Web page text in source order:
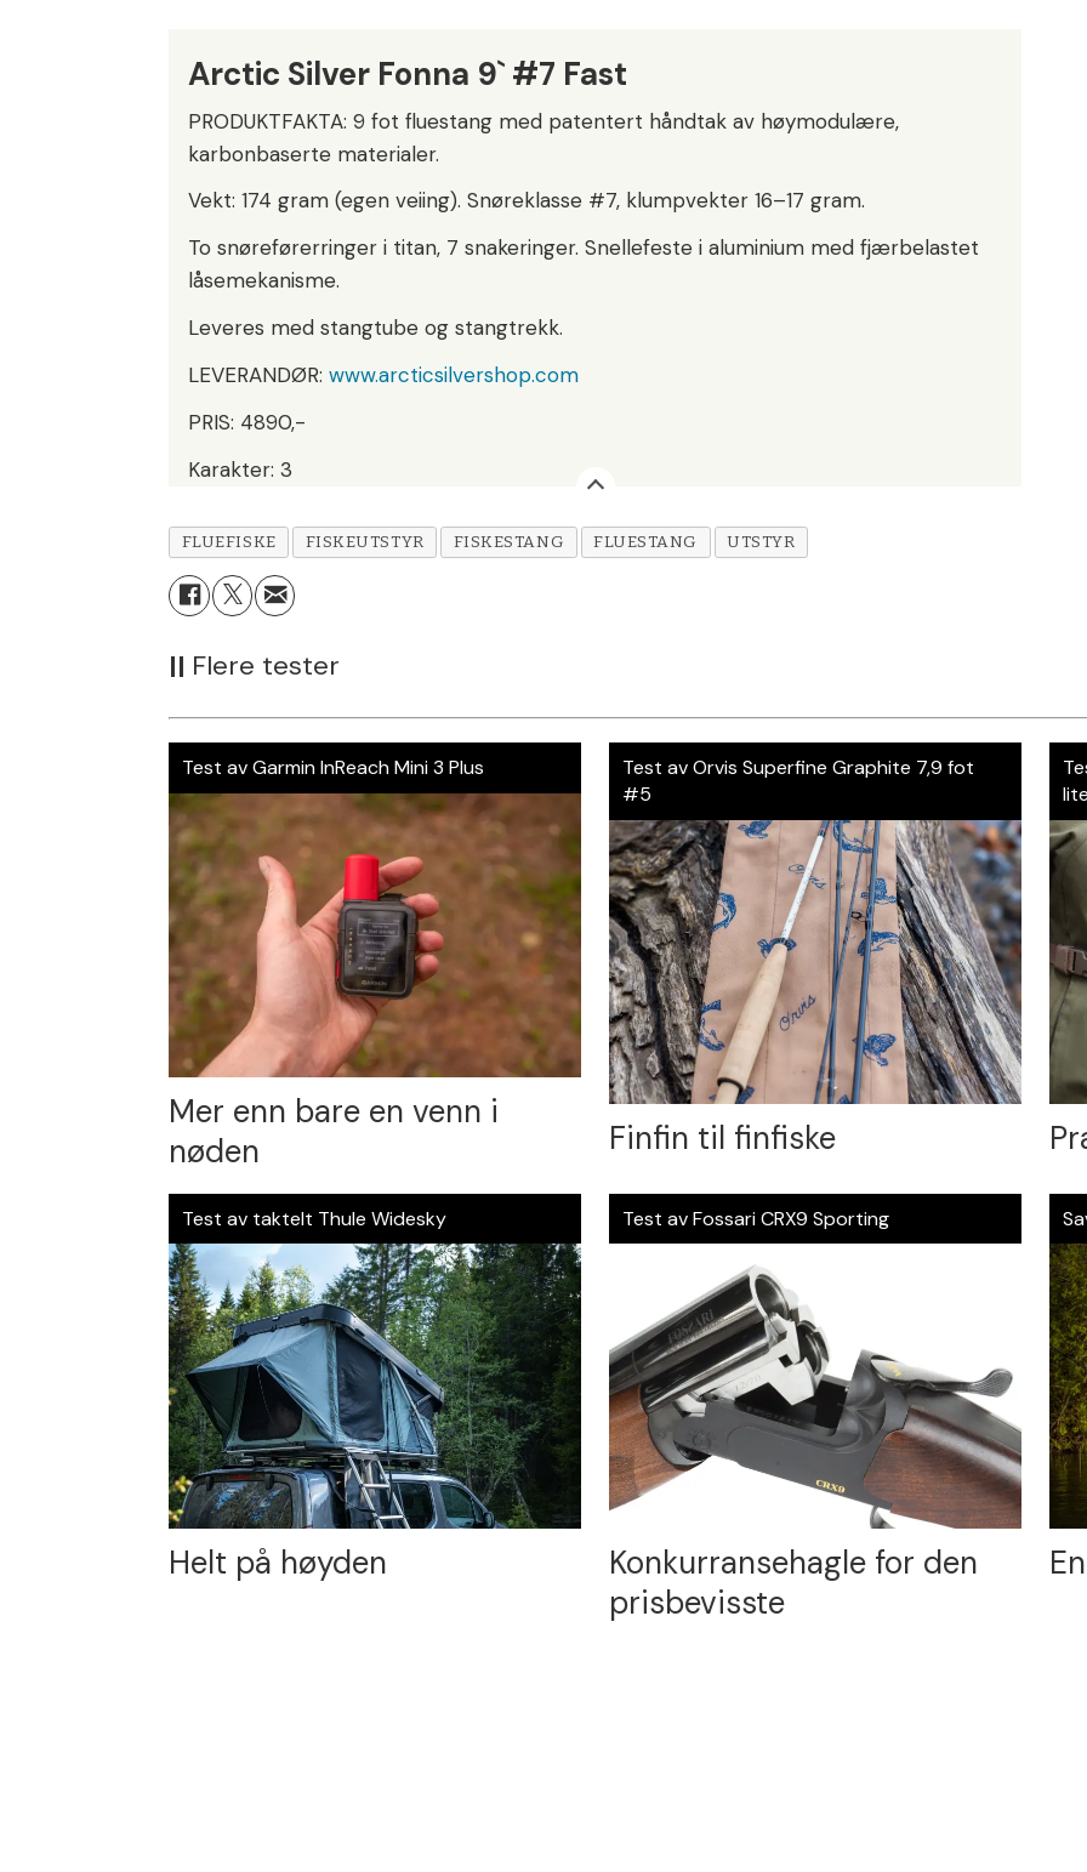
Arctic Silver Fonna 9` #7 Fast
PRODUKTFAKTA: 9 fot fluestang med patentert håndtak av høymodulære,
karbonbaserte materialer.
Vekt: 174 gram (egen veiing). Snøreklasse #7, klumpvekter 16–17 gram.
To snøreførerringer i titan, 7 snakeringer. Snellefeste i aluminium med fjærbelastet
låsemekanisme.
Leveres med stangtube og stangtrekk.
LEVERANDØR:www.arcticsilvershop.com
PRIS: 4890,-
Karakter: 3
FLUEFISKE FISKEUTSTYR FISKESTANG FLUESTANG UTSTYR
|| Flere tester
Test av Garmin InReach Mini 3 Plus
Mer enn bare en venn i
nøden
Test av Orvis Superfine Graphite 7,9 fot
#5
Finfin til finfiske
Test av taktelt Thule Widesky
Helt på høyden
Test av Fossari CRX9 Sporting
Konkurransehagle for den
prisbevisste